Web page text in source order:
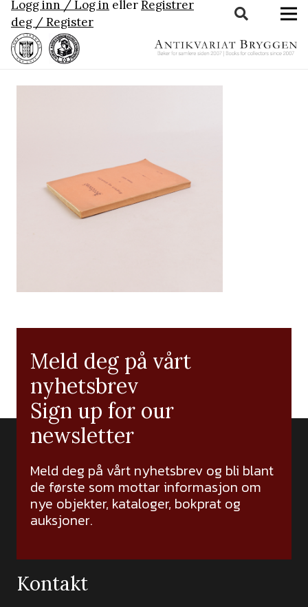
Logg inn / Log in ellerRegistrer
deg / Register
Meld deg på vårt
nyhetsbrev
Sign up for our
newsletter
Meld deg på vårt nyhetsbrev og bli blant
de første som mottar informasjon om
nye objekter, kataloger, bokprat og
auksjoner.
Kontakt